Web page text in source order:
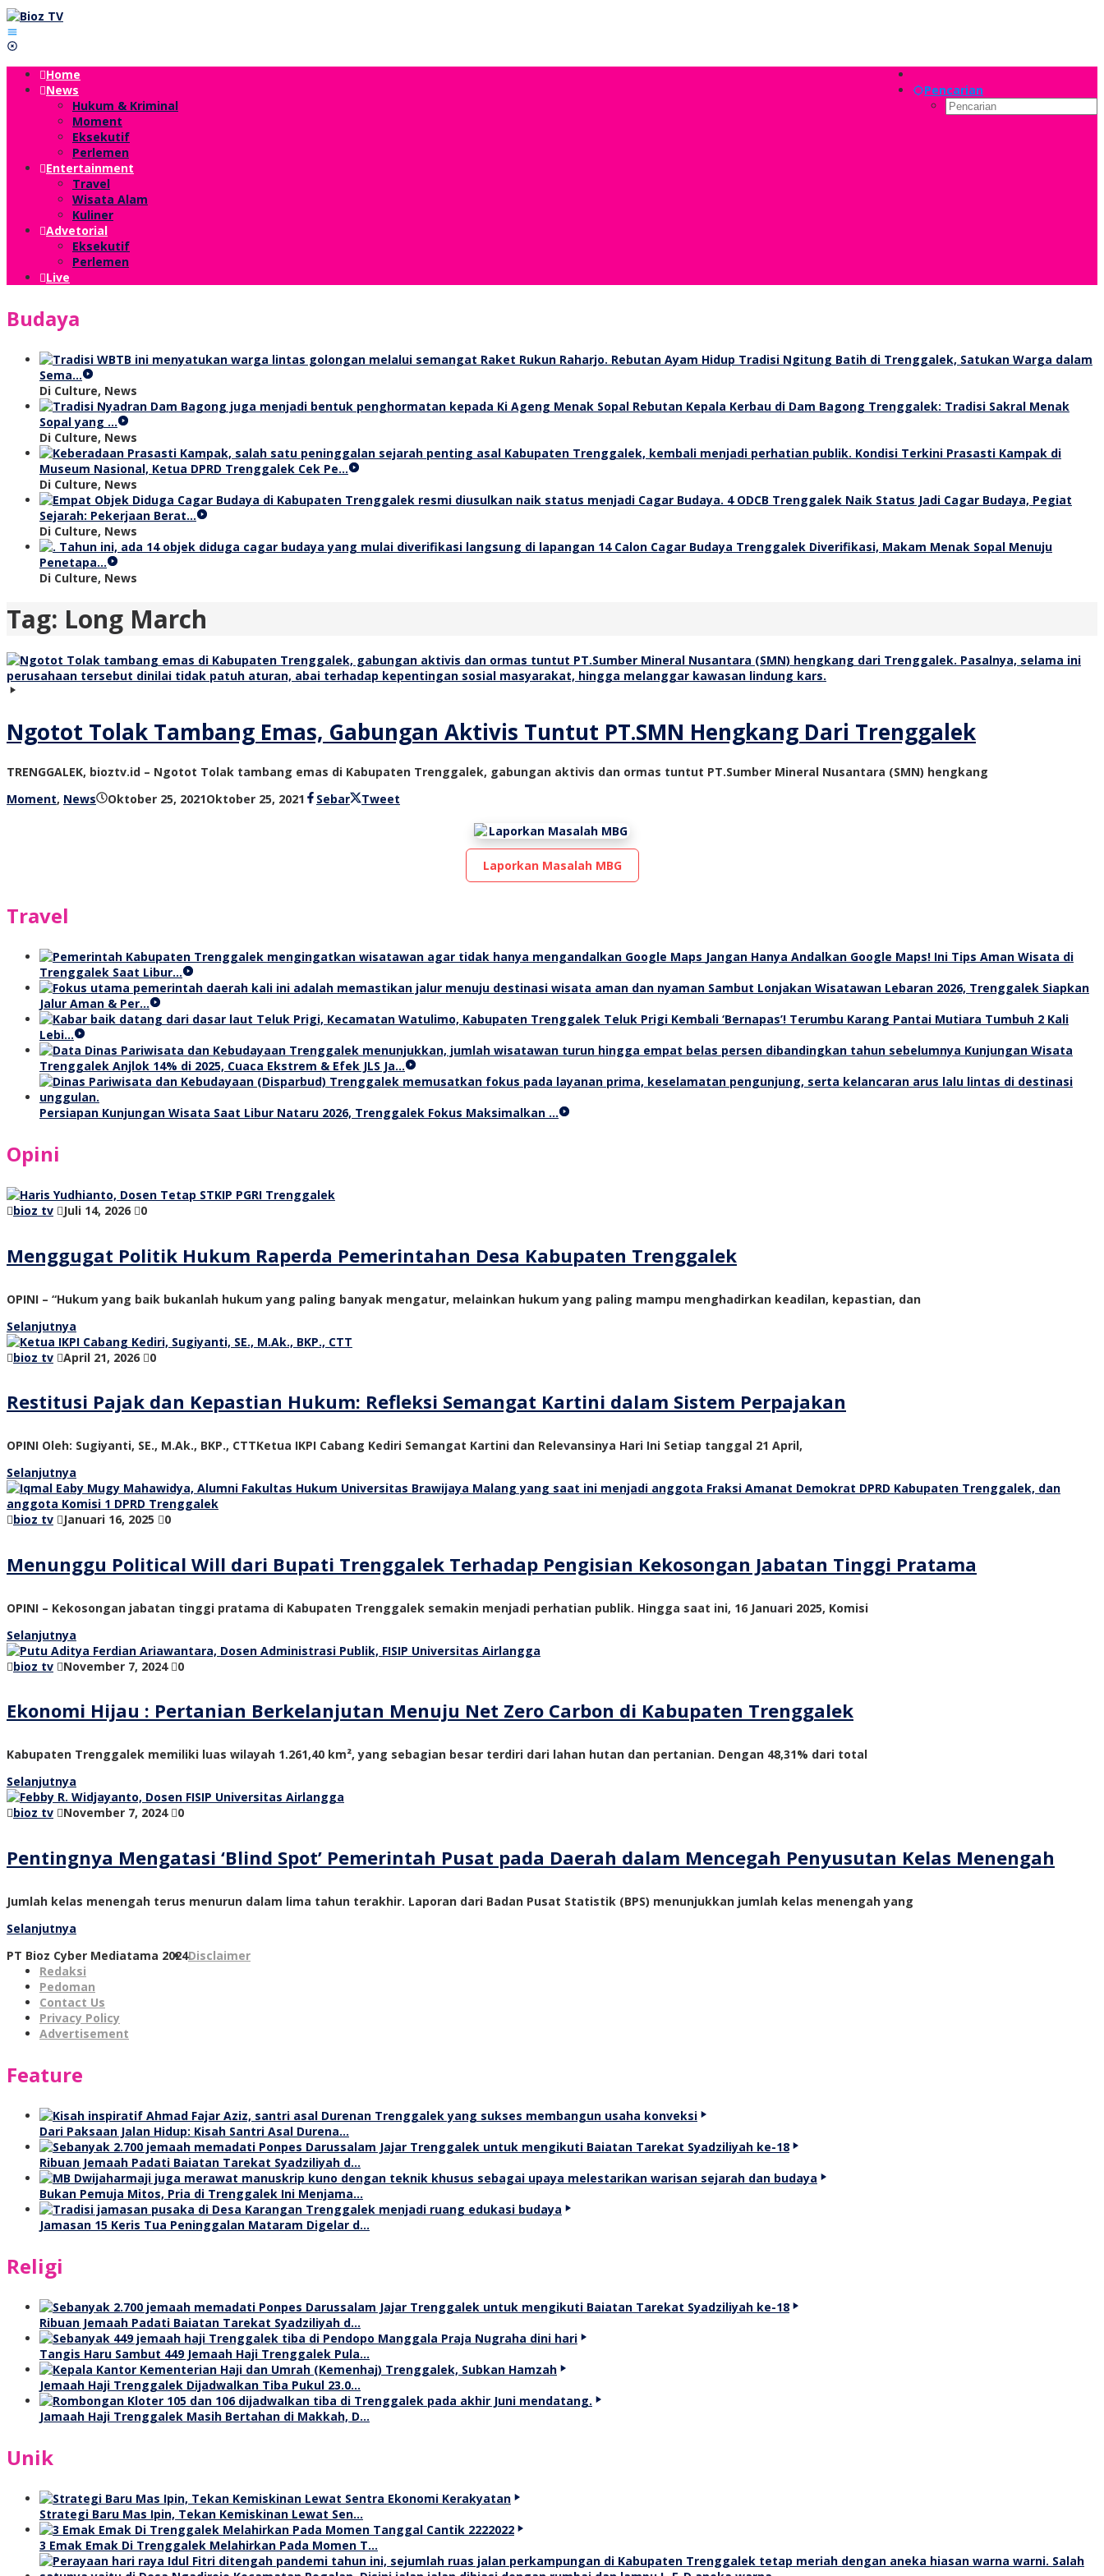
Lewati
ke
konten
Pencarian
Home
News
Hukum & Kriminal
Moment
Eksekutif
Perlemen
Entertainment
Travel
Wisata Alam
Kuliner
Advetorial
Eksekutif
Perlemen
Live
Budaya
Rebutan Ayam Hidup Tradisi Ngitung Batih di Trenggalek, Satukan Warga dalam
Sema…
Di Culture, News
Rebutan Kepala Kerbau di Dam Bagong Trenggalek: Tradisi Sakral Menak
Sopal yang …
Di Culture, News
Kondisi Terkini Prasasti Kampak di
Museum Nasional, Ketua DPRD Trenggalek Cek Pe…
Di Culture, News
4 ODCB Trenggalek Naik Status Jadi Cagar Budaya, Pegiat
Sejarah: Pekerjaan Berat…
Di Culture, News
14 Calon Cagar Budaya Trenggalek Diverifikasi, Makam Menak Sopal Menuju
Penetapa…
Di Culture, News
Tag: Long March
Ngotot Tolak Tambang Emas, Gabungan Aktivis Tuntut PT.SMN Hengkang Dari Trenggalek
TRENGGALEK, bioztv.id – Ngotot Tolak tambang emas di Kabupaten Trenggalek, gabungan aktivis dan ormas tuntut PT.Sumber Mineral Nusantara (SMN) hengkang
Moment, News Oktober 25, 2021Oktober 25, 2021 olehSebar Tweet
Laporkan Masalah MBG
Travel
Jangan Hanya Andalkan Google Maps! Ini Tips Aman Wisata di
Trenggalek Saat Libur…
Sambut Lonjakan Wisatawan Lebaran 2026, Trenggalek Siapkan
Jalur Aman & Per…
Teluk Prigi Kembali ‘Bernapas’! Terumbu Karang Pantai Mutiara Tumbuh 2 Kali
Lebi…
Kunjungan Wisata
Trenggalek Anjlok 14% di 2025, Cuaca Ekstrem & Efek JLS Ja…
Persiapan Kunjungan Wisata Saat Libur Nataru 2026, Trenggalek Fokus Maksimalkan …
Opini
bioz tv Juli 14, 2026 0
Menggugat Politik Hukum Raperda Pemerintahan Desa Kabupaten Trenggalek
OPINI – “Hukum yang baik bukanlah hukum yang paling banyak mengatur, melainkan hukum yang paling mampu menghadirkan keadilan, kepastian, dan
Selanjutnya
bioz tv
April 21, 2026 0
Restitusi Pajak dan Kepastian Hukum: Refleksi Semangat Kartini dalam Sistem Perpajakan
OPINI Oleh: Sugiyanti, SE., M.Ak., BKP., CTTKetua IKPI Cabang Kediri Semangat Kartini dan Relevansinya Hari Ini Setiap tanggal 21 April,
Selanjutnya
bioz tv Januari 16, 2025 0
Menunggu Political Will dari Bupati Trenggalek Terhadap Pengisian Kekosongan Jabatan Tinggi Pratama
OPINI – Kekosongan jabatan tinggi pratama di Kabupaten Trenggalek semakin menjadi perhatian publik. Hingga saat ini, 16 Januari 2025, Komisi
Selanjutnya
bioz tv
November 7, 2024 0
Ekonomi Hijau : Pertanian Berkelanjutan Menuju Net Zero Carbon di Kabupaten Trenggalek
Kabupaten Trenggalek memiliki luas wilayah 1.261,40 km², yang sebagian besar terdiri dari lahan hutan dan pertanian. Dengan 48,31% dari total
Selanjutnya
bioz tv
November 7, 2024 0
Pentingnya Mengatasi ‘Blind Spot’ Pemerintah Pusat pada Daerah dalam Mencegah Penyusutan Kelas Menengah
Jumlah kelas menengah terus menurun dalam lima tahun terakhir. Laporan dari Badan Pusat Statistik (BPS) menunjukkan jumlah kelas menengah yang
Selanjutnya
PT Bioz Cyber Mediatama 2024Disclaimer
Redaksi
Pedoman
Contact Us
Privacy Policy
Advertisement
Feature
Dari Paksaan Jalan Hidup: Kisah Santri Asal Durena…
Ribuan Jemaah Padati Baiatan Tarekat Syadziliyah d…
Bukan Pemuja Mitos, Pria di Trenggalek Ini Menjama…
Jamasan 15 Keris Tua Peninggalan Mataram Digelar d…
Religi
Ribuan Jemaah Padati Baiatan Tarekat Syadziliyah d…
Tangis Haru Sambut 449 Jemaah Haji Trenggalek Pula…
Jemaah Haji Trenggalek Dijadwalkan Tiba Pukul 23.0…
Jamaah Haji Trenggalek Masih Bertahan di Makkah, D…
Unik
Strategi Baru Mas Ipin, Tekan Kemiskinan Lewat Sen…
3 Emak Emak Di Trenggalek Melahirkan Pada Momen T…